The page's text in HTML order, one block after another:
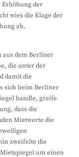
Erhöhung der
wies die Klage der
ab.
aus dem Berliner
die unter der
damit die
sich beim Berliner
handle, greife
dass die
Mietwerte die
zweifelte die
um einen